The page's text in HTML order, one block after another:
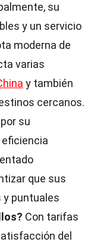
su
y un servicio
moderna de
varias
y también
cercanos.
su
que sus
y puntuales
Con tarifas
del